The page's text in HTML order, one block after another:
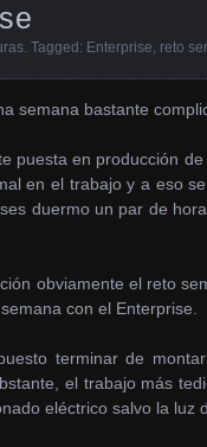
. Tagged: Enterprise, reto
semana bastante
puesta en producción
en el trabajo y a eso
duermo un par de
obviamente el reto
con el Enterprise.
terminar de
el trabajo más
eléctrico salvo la luz